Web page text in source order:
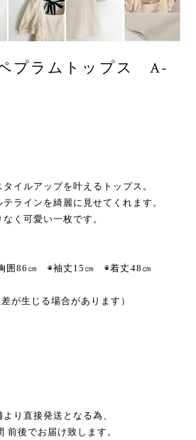
プラムトップス A-
イルアップを叶えるトップス。
ラインを綺麗に見せてくれます。
く可愛い一枚です。
囲86㎝ ◉袖丈15㎝ ◉着丈48㎝
が生じる場合があります）
り直接発送となる為、
前後でお届け致します。